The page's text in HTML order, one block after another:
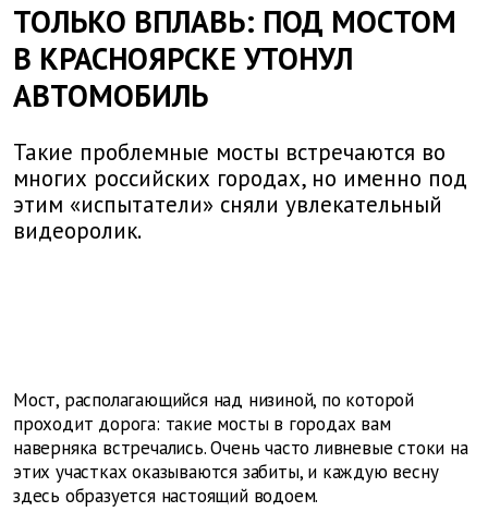
ТОЛЬКО ВПЛАВЬ: ПОД МОСТОМ
В КРАСНОЯРСКЕ УТОНУЛ
АВТОМОБИЛЬ
Такие проблемные мосты встречаются во
многих российских городах, но именно под
этим «испытатели» сняли увлекательный
видеоролик.
Мост, располагающийся над низиной, по которой
проходит дорога: такие мосты в городах вам
наверняка встречались. Очень часто ливневые стоки на
этих участках оказываются забиты, и каждую весну
здесь образуется настоящий водоем.